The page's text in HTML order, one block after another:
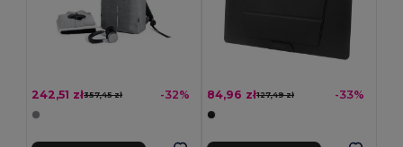
242,51 zł357,45 zł -32% 84,96 zł127,49 zł -33%